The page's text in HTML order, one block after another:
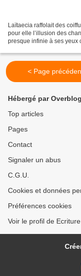
Laïtaecia raffolait des
pour elle l’illusion des
presque infinie à ses yeux
< Page
Hébergé par Overblog
Top articles
Pages
Contact
Signaler un abus
C.G.U.
Cookies et données
Préférences cookies
Voir le profil de